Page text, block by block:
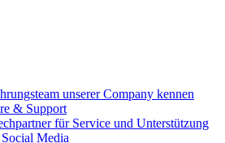
unserer Company kennen
& Support
für Service und Unterstützung
Media